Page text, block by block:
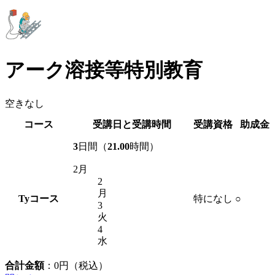
アーク溶接等特別教育
空きなし
コース
受講日と受講時間 受講資格 助成金
Tyコース
3日間（21.00時間）
2月
2
月
3
火
4
水
特になし ○
合計金額： 0円（税込）